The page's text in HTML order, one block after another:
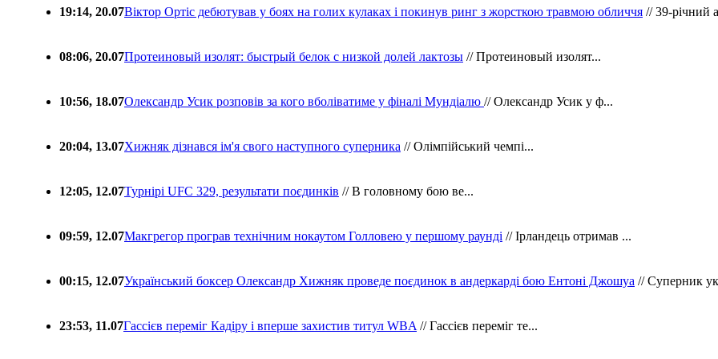
19:14, 20.07Віктор Ортіс дебютував у боях на голих кулаках і покинув ринг з жорсткою травмою обличчя // 39-річний
08:06, 20.07Протеиновый изолят: быстрый белок с низкой долей лактозы // Протеиновый изолят...
10:56, 18.07Олександр Усик розповів за кого вболіватиме у фіналі Мундіалю // Олександр Усик у ф...
20:04, 13.07Хижняк дізнався ім'я свого наступного суперника // Олімпійський чемпі...
12:05, 12.07Турнірі UFC 329, результати поєдинків // В головному бою ве...
09:59, 12.07Макгрегор програв технічним нокаутом Голловею у першому раунді // Ірландець отримав ...
00:15, 12.07Український боксер Олександр Хижняк проведе поєдинок в андеркарді бою Ентоні Джошуа // Суперник
23:53, 11.07Гассієв переміг Кадіру і вперше захистив титул WBA // Гассієв переміг те...